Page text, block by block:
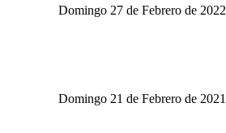
Domingo 27 de Febrero de 2022
Domingo 21 de Febrero de 2021